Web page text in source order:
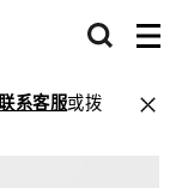
系客服或拨